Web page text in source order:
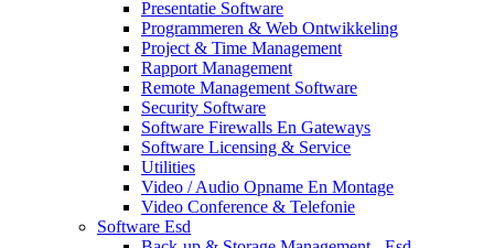
Presentatie Software
Programmeren & Web Ontwikkeling
Project & Time Management
Rapport Management
Remote Management Software
Security Software
Software Firewalls En Gateways
Software Licensing & Service
Utilities
Video / Audio Opname En Montage
Video Conference & Telefonie
Software Esd